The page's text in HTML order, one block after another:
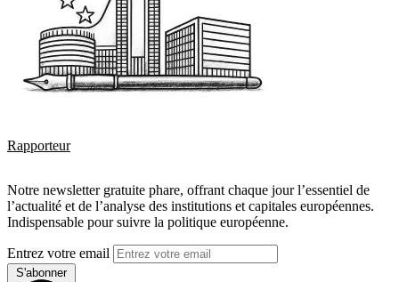
Rapporteur
Notre newsletter gratuite phare, offrant chaque jour l’essentiel de
l’actualité et de l’analyse des institutions et capitales européennes.
Indispensable pour suivre la politique européenne.
Entrez votre email
S'abonner